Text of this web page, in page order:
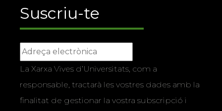
Suscriu-te
La Xarxa Vives d’Universitats, com a
responsable, tractarà les vostres dades amb la
finalitat de gestionar la vostra subscripció i